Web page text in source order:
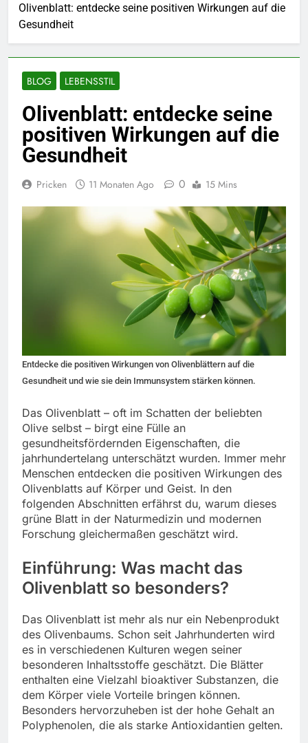
Olivenblatt: entdecke seine positiven Wirkungen auf die
Gesundheit
BLOG LEBENSSTIL
Olivenblatt: entdecke seine
positiven Wirkungen auf die
Gesundheit
Pricken 11 Monaten Ago 0 15 Mins
Entdecke die positiven Wirkungen von Olivenblättern auf die
Gesundheit und wie sie dein Immunsystem stärken können.
Das Olivenblatt – oft im Schatten der beliebten
Olive selbst – birgt eine Fülle an
gesundheitsfördernden Eigenschaften, die
jahrhundertelang unterschätzt wurden. Immer mehr
Menschen entdecken die positiven Wirkungen des
Olivenblatts auf Körper und Geist. In den
folgenden Abschnitten erfährst du, warum dieses
grüne Blatt in der Naturmedizin und modernen
Forschung gleichermaßen geschätzt wird.
Einführung: Was macht das
Olivenblatt so besonders?
Das Olivenblatt ist mehr als nur ein Nebenprodukt
des Olivenbaums. Schon seit Jahrhunderten wird
es in verschiedenen Kulturen wegen seiner
besonderen Inhaltsstoffe geschätzt. Die Blätter
enthalten eine Vielzahl bioaktiver Substanzen, die
dem Körper viele Vorteile bringen können.
Besonders hervorzuheben ist der hohe Gehalt an
Polyphenolen, die als starke Antioxidantien gelten.